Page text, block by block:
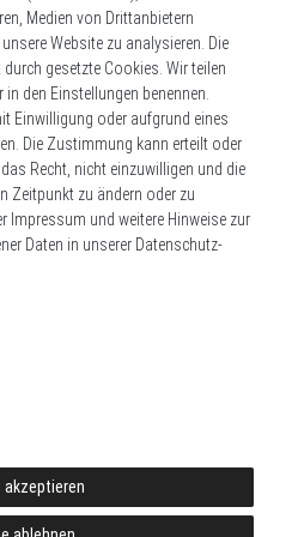
Impressum
AGB Kontakt
bequem per
Medien von Drittanbietern
Website zu analysieren. Die
gesetzte Cookies. Wir teilen
den Einstellungen benennen.
Einwilligung oder aufgrund eines
Die Zustimmung kann erteilt oder
Recht, nicht einzuwilligen und die
Zeitpunkt zu ändern oder zu
Impressum und weitere Hinweise zur
Daten in unserer Daten­schutz­
akzeptieren
| Alle Rechte vorbehalten.